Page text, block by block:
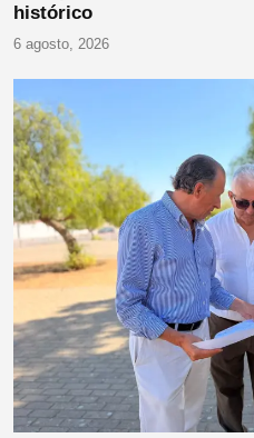
histórico
6 agosto, 2026